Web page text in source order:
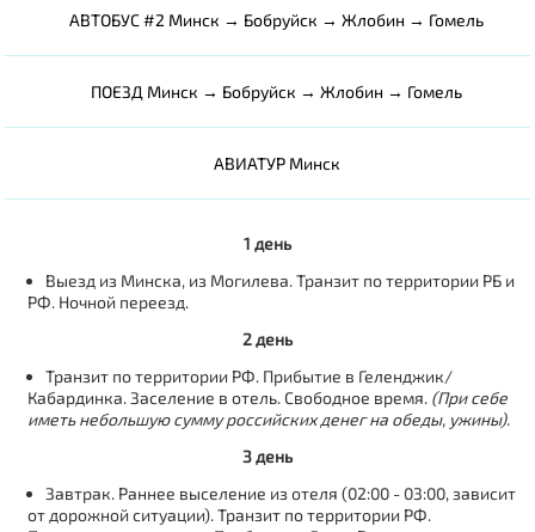
АВТОБУС #2 Минск → Бобруйск → Жлобин → Гомель
ПОЕЗД Минск → Бобруйск → Жлобин → Гомель
АВИАТУР Минск
1 день
Выезд из Минска, из Могилева. Транзит по территории РБ и
РФ. Ночной переезд.
2 день
Транзит по территории РФ. Прибытие в Геленджик/
Кабардинка. Заселение в отель. Свободное время. (При себе
иметь небольшую сумму российских денег на обеды, ужины).
3 день
Завтрак. Раннее выселение из отеля (02:00 - 03:00, зависит
от дорожной ситуации). Транзит по территории РФ.